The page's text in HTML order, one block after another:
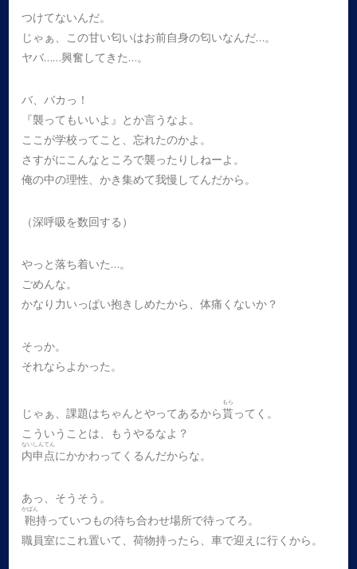
つけてないんだ。
じゃぁ、この甘い匂いはお前自身の匂いなんだ…。
ヤバ……興奮してきた…。
バ、バカっ！
『襲ってもいいよ』とか言うなよ。
ここが学校ってこと、忘れたのかよ。
さすがにこんなところで襲ったりしねーよ。
俺の中の理性、かき集めて我慢してんだから。
（深呼吸を数回する）
やっと落ち着いた…。
ごめんな。
かなり力いっぱい抱きしめたから、体痛くないか？
そっか。
それならよかった。
じゃぁ、課題はちゃんとやってあるから貰
もら
ってく。
こういうことは、もうやるなよ？
内申点
ないしんてん
にかかわってくるんだからな。
あっ、そうそう。
鞄
かばん
持っていつもの待ち合わせ場所で待ってろ。
職員室にこれ置いて、荷物持ったら、車で迎えに行くから。